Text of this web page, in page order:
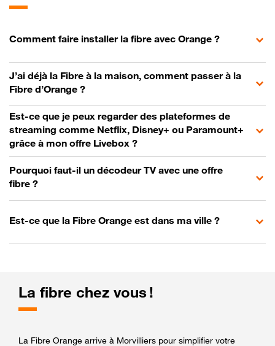
Comment faire installer la fibre avec Orange ?
J’ai déjà la Fibre à la maison, comment passer à la
Fibre d’Orange ?
Est-ce que je peux regarder des plateformes de
streaming comme Netflix, Disney+ ou Paramount+
grâce à mon offre Livebox ?
Pourquoi faut-il un décodeur TV avec une offre
fibre ?
Est-ce que la Fibre Orange est dans ma ville ?
La fibre chez vous !
La Fibre Orange arrive à Morvilliers pour simplifier votre